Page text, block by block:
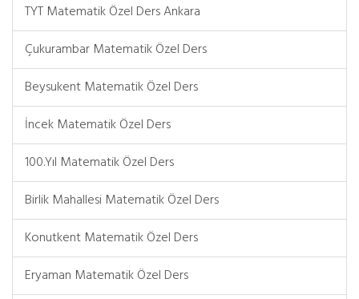
TYT Matematik Özel Ders Ankara
Çukurambar Matematik Özel Ders
Beysukent Matematik Özel Ders
İncek Matematik Özel Ders
100.Yıl Matematik Özel Ders
Birlik Mahallesi Matematik Özel Ders
Konutkent Matematik Özel Ders
Eryaman Matematik Özel Ders